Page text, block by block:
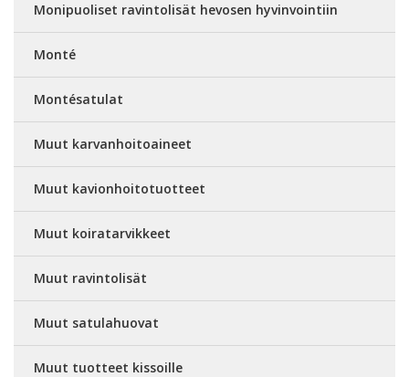
Monipuoliset ravintolisät hevosen hyvinvointiin
Monté
Montésatulat
Muut karvanhoitoaineet
Muut kavionhoitotuotteet
Muut koiratarvikkeet
Muut ravintolisät
Muut satulahuovat
Muut tuotteet kissoille